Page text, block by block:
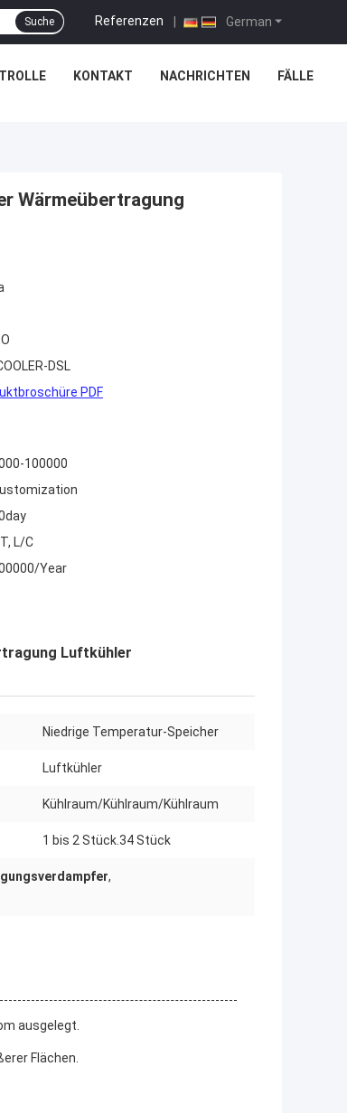
German
Referenzen |
Suche
KONTAKT NACHRICHTEN FÄLLE
Wärmeübertragung
DSL
PDF
100000
L/C
Year
Luftkühler
Niedrige Temperatur-Speicher
Luftkühler
Kühlraum/Kühlraum/Kühlraum
1 bis 2 Stück.34 Stück
,
ausgelegt.
Flächen.